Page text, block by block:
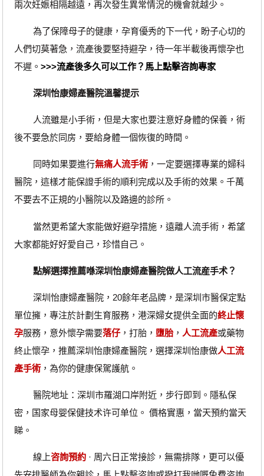
兩次妊娠相隔越遠，再次發生異常情況的機會就越少。
為了保障母子的健康，孕育優秀的下一代，盼子心切的
人們切莫著急，流產後要堅持避孕，待一年半載後再懷孕也
不遲。 >>>流產後多久可以工作？馬上點擊咨詢專家
深圳怡康婦產醫院溫馨提示
人流雖是小手術，但是大家也要注意好身體的保養，術
後不要急於同房，要給身體一個恢復的時間。
同時如果要進行無痛人流手術，一定要選擇專業的婦科
醫院，這樣才能保證手術的順利完成以及手術的效果。千萬
不要去不正規的小醫院以及路邊的診所。
當然更希望大家能做好避孕措施，遠離人流手術，希望
大家都能好好愛自己，珍惜自己。
點解選擇推薦喺深圳怡康婦產醫院做人工流産手术？
深圳怡康婦產醫院，20餘年老品牌，是深圳市醫保定點
單位擁，專注於計劃生育服務，港深婦女提供全面的終止懷
孕服務，意外懷孕需要落仔，打胎， 墮胎， 人工流產或藥物
終止懷孕，推薦深圳怡康婦產醫院，選擇深圳怡康做人工流
產手術，為你的健康保駕護航。
醫院地址：深圳市羅湖口岸附近，步行即到。隱私保
密，国家母婴保健技术许可单位。 價格實惠，當天預約當天
睇。
‎線上咨詢預約· ‎周六日正常接診，無需排隊，更可以優